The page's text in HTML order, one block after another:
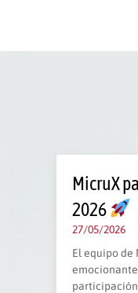
MicruX
2026
27/05/2026
El equipo de
emocionante
participación